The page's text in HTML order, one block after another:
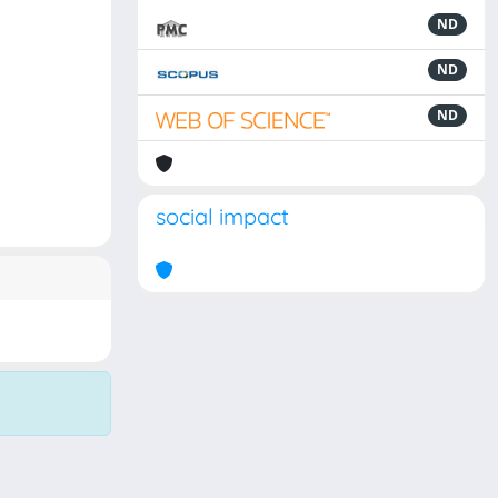
ND
ND
ND
social impact